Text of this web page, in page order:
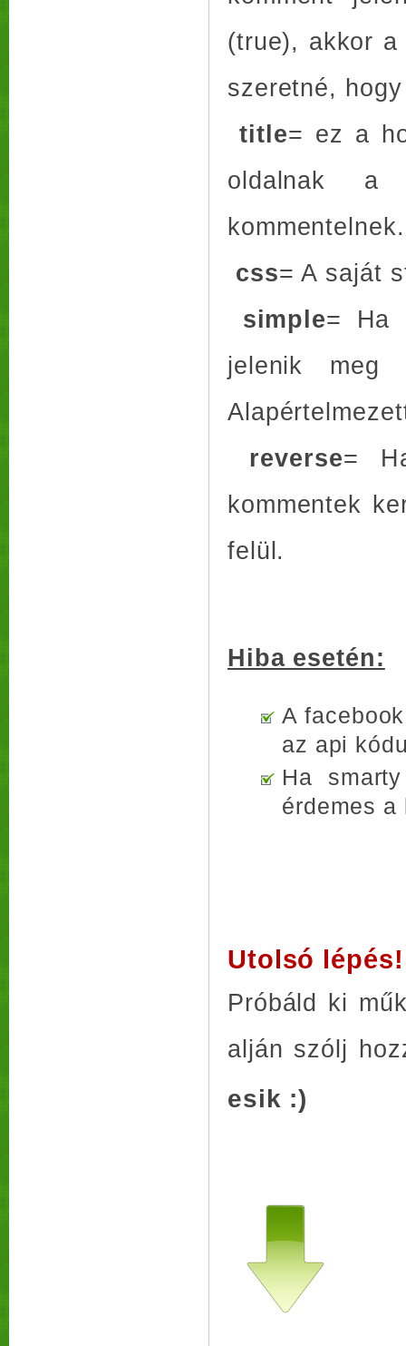
(true), akkor a
szeretné,
title= ez a
oldalnak a
css= A saját
simple= Ha
jelenik meg
reverse=
kommentek
felül.
Hiba esetén:
A
az api
Ha
érdemes
Utolsó lépés!
Próbáld ki
alján szólj
esik :)